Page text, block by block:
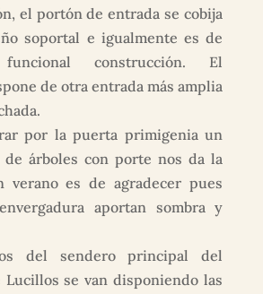
el portón de entrada se cobija
soportal e igualmente es de
construcción. El
de otra entrada más amplia
por la puerta primigenia un
árboles con porte nos da la
verano es de agradecer pues
aportan sombra y
del sendero principal del
se van disponiendo las